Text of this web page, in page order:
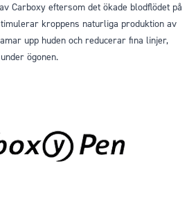
Carboxy eftersom det ökade blodflödet på
kroppens naturliga produktion av
upp huden och reducerar fina linjer,
ögonen.